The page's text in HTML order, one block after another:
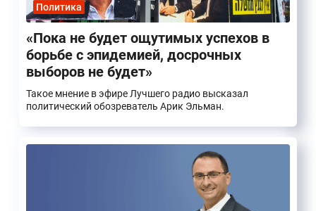
Политика
«Пока не будет ощутимых успехов в
борьбе с эпидемией, досрочных
выборов не будет»
Такое мнение в эфире Лучшего радио высказал
политический обозреватель Арик Эльман.